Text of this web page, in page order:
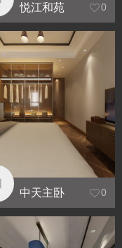
悦江和苑
1301房
0
中天主卧
室
0